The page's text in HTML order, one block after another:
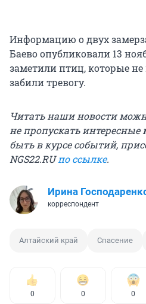
Информацию о двух
Баево опубликовали 13
заметили птиц, которые
забили тревогу.
Читать наши новости
не пропускать интересные
быть в курсе событий,
NGS22.RUпо ссылке.
Ирина
корреспондент
Алтайский край Спасение
0 0 0